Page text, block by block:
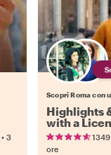
• 3
Scopri Roma con
Highlights
with a
ore